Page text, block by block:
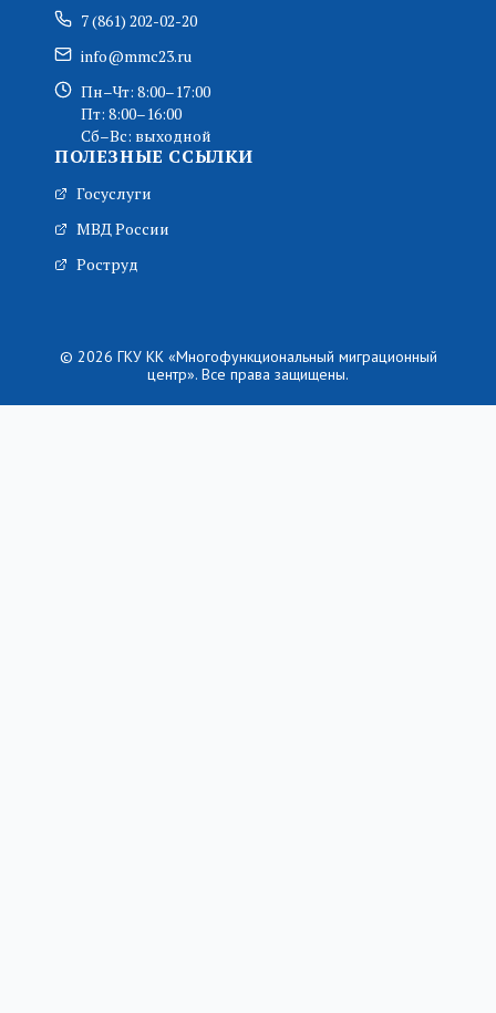
7 (861) 202-02-20
info@mmc23.ru
Пн–Чт: 8:00–17:00
Пт: 8:00–16:00
Сб–Вс: выходной
ПОЛЕЗНЫЕ ССЫЛКИ
Госуслуги
МВД России
Роструд
© 2026 ГКУ КК «Многофункциональный миграционный
центр». Все права защищены.